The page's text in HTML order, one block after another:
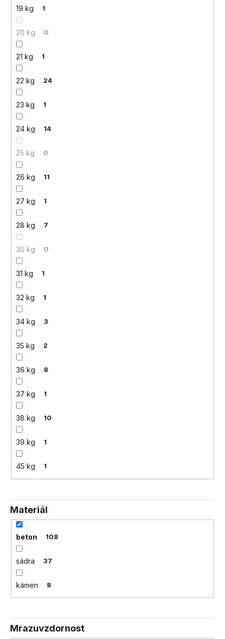
19 kg 1
20 kg 0
21 kg 1
22 kg 24
23 kg 1
24 kg 14
25 kg 0
26 kg 11
27 kg 1
28 kg 7
30 kg 0
31 kg 1
32 kg 1
34 kg 3
35 kg 2
36 kg 8
37 kg 1
38 kg 10
39 kg 1
45 kg 1
Materiál
beton 108
sádra 37
kámen 8
Mrazuvzdornost